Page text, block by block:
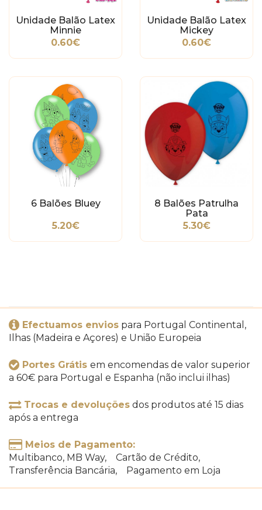
Unidade Balão Latex
Minnie
0.60€
Unidade Balão Latex
Mickey
0.60€
6 Balões Bluey
5.20€
8 Balões Patrulha
Pata
5.30€
Efectuamos envios para Portugal Continental,
Ilhas (Madeira e Açores) e União Europeia
Portes Grátis em encomendas de valor superior
a 60€ para Portugal e Espanha (não inclui ilhas)
Trocas e devoluções dos produtos até 15 dias
após a entrega
Meios de Pagamento:
Multibanco, MB Way, Cartão de Crédito,
Transferência Bancária, Pagamento em Loja